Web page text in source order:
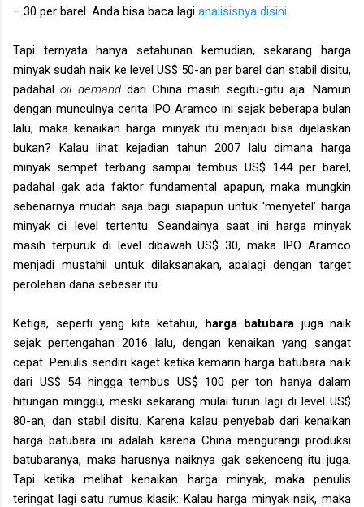
– 30 per barel. Anda bisa baca lagi analisisnya disini
Tapi ternyata hanya setahunan kemudian, sekarang harga
minyak sudah naik ke level US$ 50-an per barel dan stabil disitu,
padahaloil demand dari China masih segitu-gitu aja. Namun
dengan munculnya cerita IPO Aramco ini sejak beberapa bulan
lalu, maka kenaikan harga minyak itu menjadi bisa dijelaskan
bukan? Kalau lihat kejadian tahun 2007 lalu dimana harga
minyak sempet terbang sampai tembus US$ 144 per barel,
padahal gak ada faktor fundamental apapun, maka mungkin
sebenarnya mudah saja bagi siapapun untuk ‘menyetel’ harga
minyak di level tertentu. Seandainya saat ini harga minyak
masih terpuruk di level dibawah US$ 30, maka IPO Aramco
menjadi mustahil untuk dilaksanakan, apalagi dengan target
perolehan dana sebesar itu.
Ketiga, seperti yang kita ketahui, harga batubara juga naik
sejak pertengahan 2016 lalu, dengan kenaikan yang sangat
cepat. Penulis sendiri kaget ketika kemarin harga batubara naik
dari US$ 54 hingga tembus US$ 100 per ton hanya dalam
hitungan minggu, meski sekarang mulai turun lagi di level US$
80-an, dan stabil disitu. Karena kalau penyebab dari kenaikan
harga batubara ini adalah karena China mengurangi produksi
batubaranya, maka harusnya naiknya gak sekenceng itu juga.
Tapi ketika melihat kenaikan harga minyak, maka penulis
teringat lagi satu rumus klasik: Kalau harga minyak naik, maka